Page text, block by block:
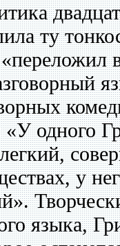
ту
«У одного
у
языка,